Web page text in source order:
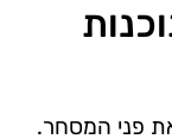
פני המסחר.